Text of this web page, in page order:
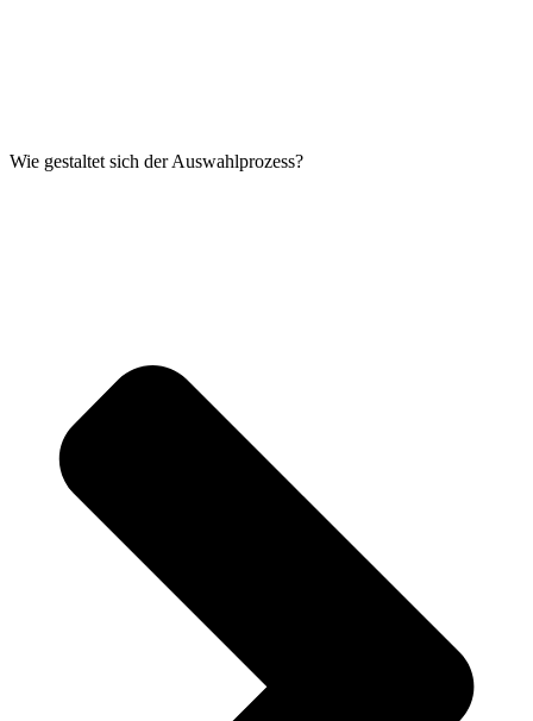
Wie gestaltet sich der Auswahlprozess?